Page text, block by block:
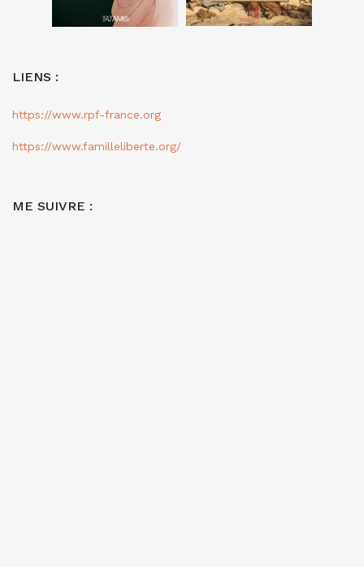
LIENS :
https://www.rpf-france.org
https://www.familleliberte.org/
ME SUIVRE :